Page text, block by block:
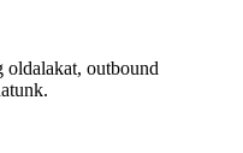
oldalakat, outbound